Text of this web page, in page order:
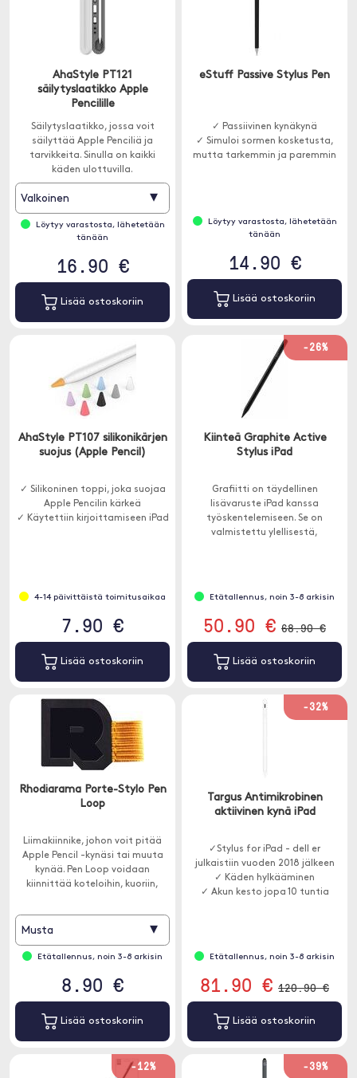
AhaStyle PT121
säilytyslaatikko Apple
Pencilille
Säilytyslaatikko, jossa voit
säilyttää Apple Penciliä ja
tarvikkeita. Sinulla on kaikki
käden ulottuvilla.
Valkoinen ▾
Löytyy varastosta, lähetetään
tänään
16.90 €
Lisää ostoskoriin
eStuff Passive Stylus Pen
✓ Passiivinen kynäkynä
✓ Simuloi sormen kosketusta,
mutta tarkemmin ja paremmin
Löytyy varastosta, lähetetään
tänään
14.90 €
Lisää ostoskoriin
AhaStyle PT107 silikonikärjen
suojus (Apple Pencil)
✓ Silikoninen toppi, joka suojaa
Apple Pencilin kärkeä
✓ Käytettiin kirjoittamiseen iPad
4-14 päivittäistä toimitusaikaa
7.90 €
Lisää ostoskoriin
-26%
Kiinteä Graphite Active
Stylus iPad
Grafiitti on täydellinen
lisävaruste iPad kanssa
työskentelemiseen. Se on
valmistettu ylellisestä,
Etätallennus, noin 3-8 arkisin
50.90 € 68.90 €
Lisää ostoskoriin
Rhodiarama Porte-Stylo Pen
Loop
Liimakiinnike, johon voit pitää
Apple Pencil -kynäsi tai muuta
kynää. Pen Loop voidaan
kiinnittää koteloihin, kuoriin,
Musta ▾
Etätallennus, noin 3-8 arkisin
8.90 €
Lisää ostoskoriin
-32%
Targus Antimikrobinen
aktiivinen kynä iPad
✓Stylus for iPad - dell er
julkaistiin vuoden 2018 jälkeen
✓ Käden hylkääminen
✓ Akun kesto jopa 10 tuntia
Etätallennus, noin 3-8 arkisin
81.90 € 120.90 €
Lisää ostoskoriin
-12% -39%